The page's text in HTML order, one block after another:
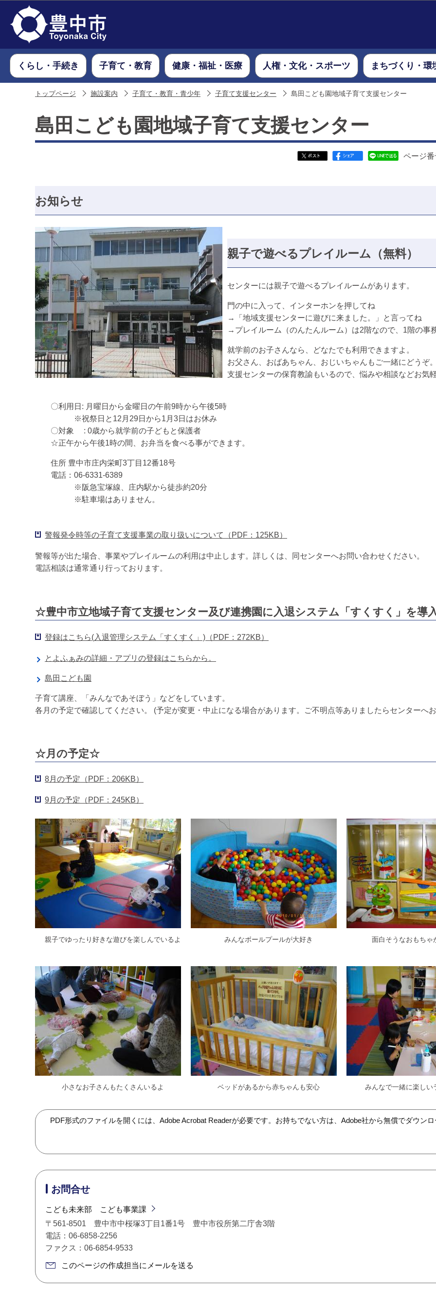
くらし・手続き 子育て・教育 健康・福祉・医療 人権・文化・スポーツ まちづくり・環
トップページ 施設案内 子育て・教育・青少年 子育て支援センター 島田こども園地域子育て支援センター
島田こども園地域子育て支援センター
ページ
お知らせ
親子で遊べるプレイルーム（無料）
センターには親子で遊べるプレイルームがあります。
門の中に入って、インターホンを押してね
→「地域支援センターに遊びに来ました。」と言ってね
→プレイルーム（のんたんルーム）は2階なので、1階の事
就学前のお子さんなら、どなたでも利用できますよ。
お父さん、おばあちゃん、おじいちゃんもご一緒にどうぞ。
支援センターの保育教諭もいるので、悩みや相談などお気
〇利用日: 月曜日から金曜日の午前9時から午後5時
※祝祭日と12月29日から1月3日はお休み
〇対象 : 0歳から就学前の子どもと保護者
☆正午から午後1時の間、お弁当を食べる事ができます。
住所 豊中市庄内栄町3丁目12番18号
電話：06-6331-6389
※阪急宝塚線、庄内駅から徒歩約20分
※駐車場はありません。
警報発令時等の子育て支援事業の取り扱いについて（PDF：125KB）
警報等が出た場合、事業やプレイルームの利用は中止します。詳しくは、同センターへお問い合わせください。
電話相談は通常通り行っております。
☆豊中市立地域子育て支援センター及び連携園に入退システム「すくすく」を導
登録はこちら(入退管理システム「すくすく」)（PDF：272KB）
とよふぁみの詳細・アプリの登録はこちらから。
島田こども園
子育て講座、「みんなであそぼう」などをしています。
各月の予定で確認してください。 (予定が変更・中止になる場合があります。ご不明点等ありましたらセンターへ
☆月の予定☆
8月の予定（PDF：206KB）
9月の予定（PDF：245KB）
親子でゆったり好きな遊びを楽しんでいるよ みんなボールプールが大好き 面白そうなおもちゃ
小さなお子さんもたくさんいるよ ベッドがあるから赤ちゃんも安心 みんなで一緒に楽しい
PDF形式のファイルを開くには、Adobe Acrobat Readerが必要です。お持ちでない方は、Adobe社から無償でダウンロ
お問合せ
こども未来部 こども事業課
〒561-8501 豊中市中桜塚3丁目1番1号 豊中市役所第二庁舎3階
電話：06-6858-2256
ファクス：06-6854-9533
このページの作成担当にメールを送る